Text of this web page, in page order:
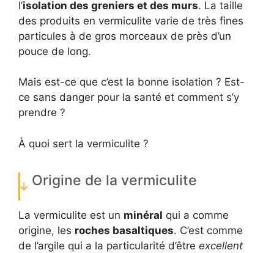
l’isolation des greniers et des murs. La taille
des produits en vermiculite varie de très fines
particules à de gros morceaux de près d’un
pouce de long.
Mais est-ce que c’est la bonne isolation ? Est-
ce sans danger pour la santé et comment s’y
prendre ?
À quoi sert la vermiculite ?
Origine de la vermiculite
La vermiculite est un minéral qui a comme
origine, les roches basaltiques. C’est comme
de l’argile qui a la particularité d’être excellent